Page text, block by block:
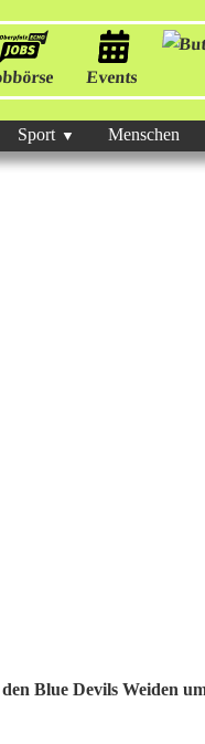
Events
Sport Menschen
Blue Devils Weiden